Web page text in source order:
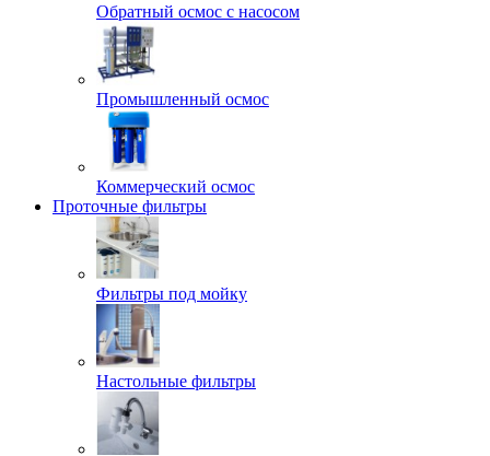
Обратный осмос с насосом
Промышленный осмос
Коммерческий осмос
Проточные фильтры
Фильтры под мойку
Настольные фильтры